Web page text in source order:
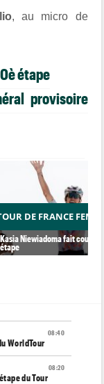
, au micro de
étape
provisoire
DE FRANCE
Kasia Niewiadoma fait coup
étape
08:40
WorldTour
08:20
du Tour